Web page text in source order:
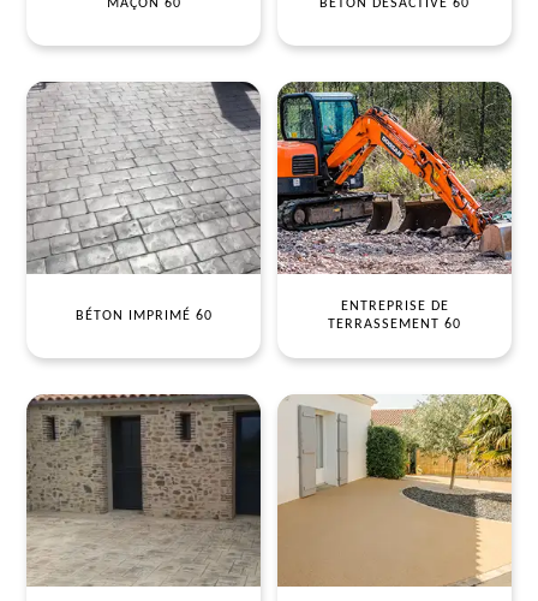
MAÇON 60 BÉTON DÉSACTIVÉ 60
BÉTON IMPRIMÉ 60
ENTREPRISE DE
TERRASSEMENT 60